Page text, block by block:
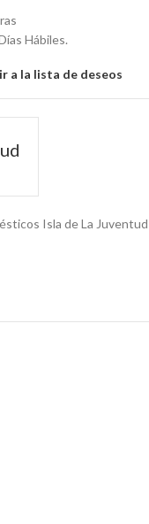
Hábiles.
a la lista de deseos
Isla de La Juventud